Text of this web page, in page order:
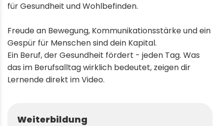
für Gesundheit und Wohlbefinden.
Freude an Bewegung, Kommunikationsstärke und ein
Gespür für Menschen sind dein Kapital.
Ein Beruf, der Gesundheit fördert - jeden Tag. Was
das im Berufsalltag wirklich bedeutet, zeigen dir
Lernende direkt im Video.
Weiterbildung